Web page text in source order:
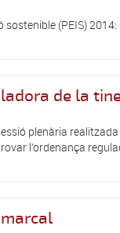
(PEIS)
de la
plenària
l’ordenança